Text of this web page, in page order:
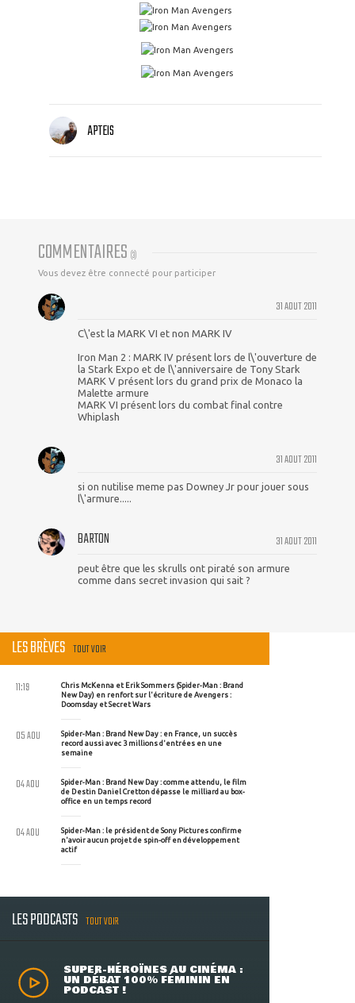
APTEIS
COMMENTAIRES (3)
Vous devez être connecté pour participer
31 AOUT 2011
C\'est la MARK VI et non MARK IV
Iron Man 2 : MARK IV présent lors de l\'ouverture de
la Stark Expo et de l\'anniversaire de Tony Stark
MARK V présent lors du grand prix de Monaco la
Malette armure
MARK VI présent lors du combat final contre
Whiplash
31 AOUT 2011
si on nutilise meme pas Downey Jr pour jouer sous
l\'armure.....
31 AOUT 2011
BARTON
peut être que les skrulls ont piraté son armure
comme dans secret invasion qui sait ?
LES BRÈVES TOUT VOIR
Chris McKenna et Erik Sommers (Spider-Man : Brand
New Day) en renfort sur l'écriture de Avengers :
Doomsday et Secret Wars
11:19
Spider-Man : Brand New Day : en France, un succès
record aussi avec 3 millions d'entrées en une
semaine
05 AOU
Spider-Man : Brand New Day : comme attendu, le film
de Destin Daniel Cretton dépasse le milliard au box-
office en un temps record
04 AOU
Spider-Man : le président de Sony Pictures confirme
n'avoir aucun projet de spin-off en développement
actif
04 AOU
LES PODCASTS TOUT VOIR
SUPER-HÉROÏNES AU CINÉMA :
UN DÉBAT 100% FÉMININ EN
PODCAST !